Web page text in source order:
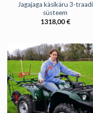
Jagajaga käsikäru 3-traadi
süsteem
1318,00€